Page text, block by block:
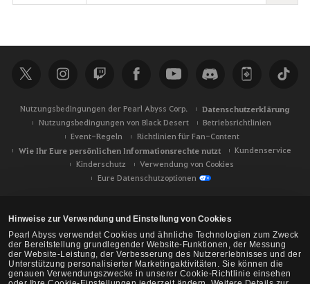
Hinweise zur Verwendung und Einstellung von Cookies
Pearl Abyss verwendet Cookies und ähnliche Technologien zum Zweck
der Bereitstellung grundlegender Website-Funktionen, der Messung
der Website-Leistung, der Verbesserung des Nutzererlebnisses und der
Unterstützung personalisierter Marketingaktivitäten. Sie können die
genauen Verwendungszwecke in unserer Cookie-Richtlinie einsehen
Nutzungsbedingungen der Pearl Abyss Corp. Datenschutzerklärung
Nutzungsbedingungen von Black Desert
Betriebsrichtlinien
Event-Regeln
Richtlinien für Fan-Content
Wie Ihr Eure persönlichen Informationsrechte nutzt
Kundenservice
Kinderschutz
Verwendung von Cookies
Eure Datenschutzoptionen